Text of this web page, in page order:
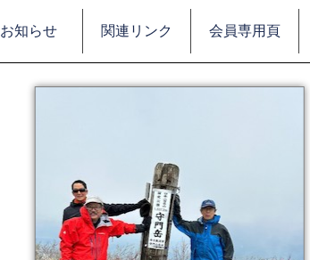
お知らせ 関連リンク 会員専用頁